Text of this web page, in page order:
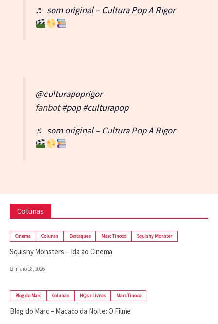
♬ som original – Cultura Pop A Rigor
@culturapoprigor
fanbot#pop #culturapop
♬ som original – Cultura Pop A Rigor
Colunas
Cinema Colunas Destaques Marc Tinoco Squishy Monster
Squishy Monsters – Ida ao Cinema
maio 18, 2026
Blog do Marc Colunas HQs e Livros Marc Tinoco
Blog do Marc – Macaco da Noite: O Filme